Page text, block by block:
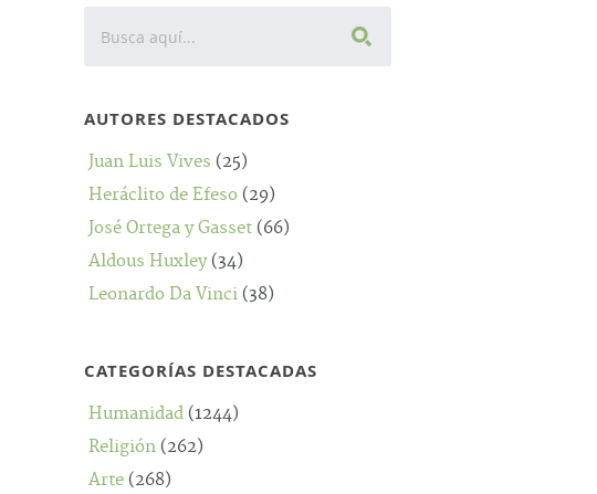
AUTORES DESTACADOS
Juan Luis Vives (25)
Heráclito de Efeso (29)
José Ortega y Gasset (66)
Aldous Huxley(34)
Leonardo Da Vinci (38)
CATEGORÍAS DESTACADAS
Humanidad (1244)
Religión (262)
Arte (268)